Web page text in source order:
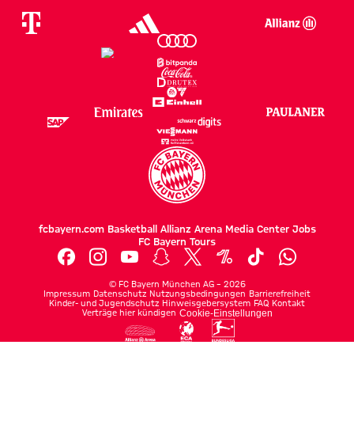
fcbayern.com Basketball Allianz Arena Media Center Jobs
FC Bayern Tours
© FC Bayern München AG – 2026
Impressum Datenschutz Nutzungsbedingungen Barrierefreiheit
Kinder- und Jugendschutz Hinweisgebersystem FAQ Kontakt
Verträge hier kündigen Cookie-Einstellungen